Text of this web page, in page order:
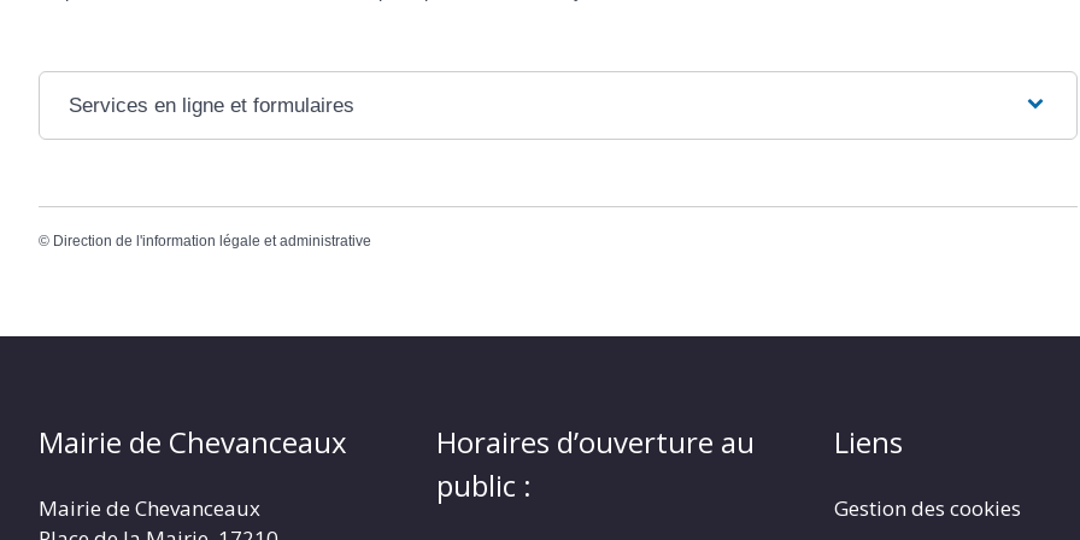
Services en ligne et formulaires
© Direction de l'information légale et administrative
Mairie de Chevanceaux
Mairie de Chevanceaux
Horaires d’ouverture au
public :
Liens
Gestion des cookies